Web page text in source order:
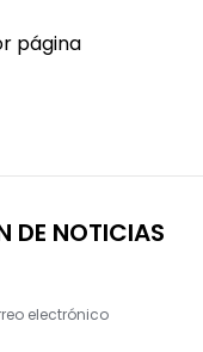
página
DE NOTICIAS
electrónico